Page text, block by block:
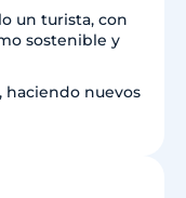
un turista, con
sostenible y
haciendo nuevos